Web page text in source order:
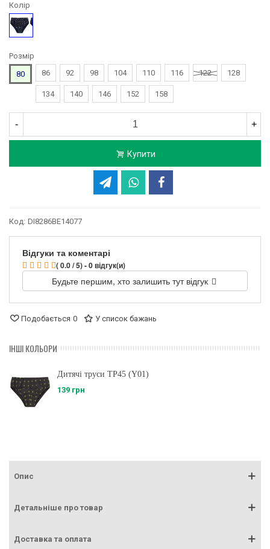
Колір
Малюнок
Розмір
80
86 92 98 104 110 116 122 128
134 140 146 152 158
- +
Купити
Код: DI8286BE14077
Відгуки та коментарі
( 0.0 / 5) - 0 відгук(и)
Будьте першим, хто залишить тут відгук
Подобається 0 У список бажань
ІНШІ КОЛЬОРИ
Дитячі труси ТР45 (Y01)
139 грн
Опис
Детальніше про товар
Доставка та оплата